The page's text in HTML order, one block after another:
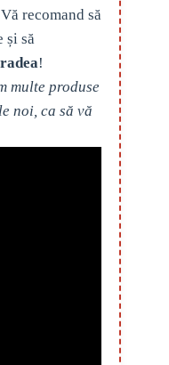
recomand să
și să
!
multe produse
noi, ca să vă